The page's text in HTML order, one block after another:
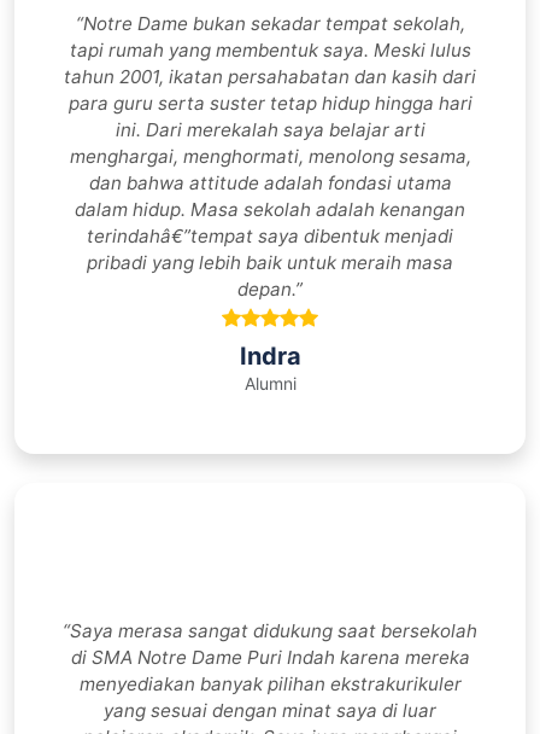
“Notre Dame bukan sekadar tempat sekolah,
tapi rumah yang membentuk saya. Meski lulus
tahun 2001, ikatan persahabatan dan kasih dari
para guru serta suster tetap hidup hingga hari
ini. Dari merekalah saya belajar arti
menghargai, menghormati, menolong sesama,
dan bahwa attitude adalah fondasi utama
dalam hidup. Masa sekolah adalah kenangan
terindahâ€”tempat saya dibentuk menjadi
pribadi yang lebih baik untuk meraih masa
depan.”
Indra
Alumni
“Saya merasa sangat didukung saat bersekolah
di SMA Notre Dame Puri Indah karena mereka
menyediakan banyak pilihan ekstrakurikuler
yang sesuai dengan minat saya di luar